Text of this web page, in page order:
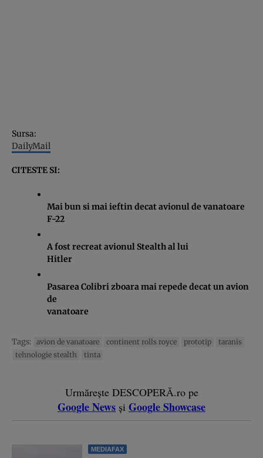
Sursa:
DailyMail
CITESTE SI:
Mai bun si mai ieftin decat avionul de vanatoare
F-22
A fost recreat avionul Stealth al lui
Hitler
Pasarea Colibri zboara mai repede decat un avion
de
vanatoare
Tags: avion de vanatoare continent rolls royce prototip
taranis
tehnologie stealth
tinta
Urmărește DESCOPERĂ.ro pe
Google News și Google Showcase
MEDIAFAX